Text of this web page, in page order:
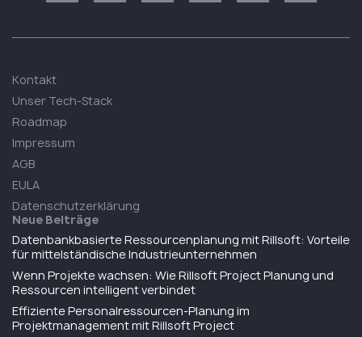
Kontakt
Unser Tech-Stack
Roadmap
Impressum
AGB
EULA
Datenschutzerklärung
Neue Beiträge
Datenbankbasierte Ressourcenplanung mit Rillsoft: Vorteile
für mittelständische Industrieunternehmen
Wenn Projekte wachsen: Wie Rillsoft Project Planung und
Ressourcen intelligent verbindet
Effiziente Personalressourcen-Planung im
Projektmanagement mit Rillsoft Project